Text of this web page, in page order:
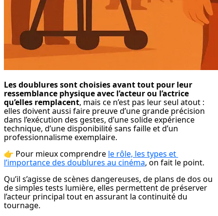
Les doublures sont choisies avant tout pour leur
ressemblance physique avec l’acteur ou l’actrice
qu’elles remplacent, mais ce n’est pas leur seul atout :
elles doivent aussi faire preuve d’une grande précision
dans l’exécution des gestes, d’une solide expérience
technique, d’une disponibilité sans faille et d’un
professionnalisme exemplaire.
👉 Pour mieux comprendre le rôle, les types et
l’importance des doublures au cinéma, on fait le point.
Qu’il s’agisse de scènes dangereuses, de plans de dos ou
de simples tests lumière, elles permettent de préserver
l’acteur principal tout en assurant la continuité du
tournage.